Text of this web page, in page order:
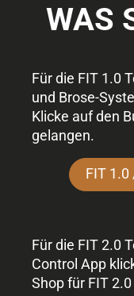
WAS
Für die FIT 1.0
und Brose-
Klicke auf den
gelangen.
FIT 1.0
Für die FIT 2.0
Control App
Shop für FIT